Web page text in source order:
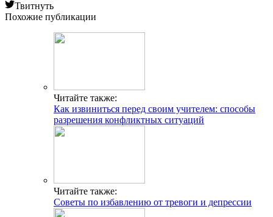
Твитнуть
Похожие публикации
Читайте также:
Как извиниться перед своим учителем: способы
разрешения конфликтных ситуаций
Читайте также:
Советы по избавлению от тревоги и депрессии